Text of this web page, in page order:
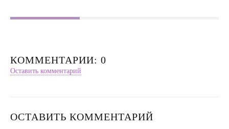
КОММЕНТАРИИ: 0
Оставить комментарий
ОСТАВИТЬ КОММЕНТАРИЙ
Интервью